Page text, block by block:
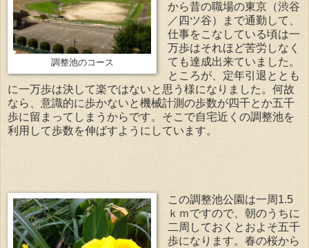
調整池のコース
から昔の職場の東京（渋谷
／四ツ谷）まで通勤して、
仕事をこなしている頃は一
万歩はそれほど苦労しなく
ても達成出来ていました。
ところが、定年引退ととも
に一万歩は決して楽ではないと思う様になりました。何故
なら、意識的に歩かないと機械計測の歩数が四千とか五千
歩に留まってしまうからです。そこで自宅近くの調整池を
利用して歩数を伸ばすようにしています。
この調整池公園は一周1.5
ｋｍですので、朝のうちに
二周しておくとおよそ五千
歩になります。春の桜から